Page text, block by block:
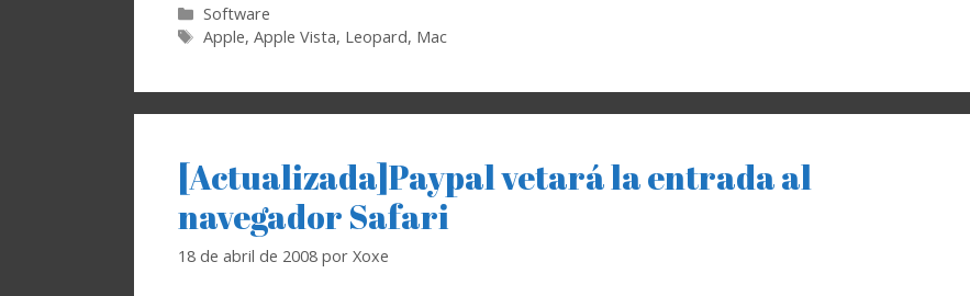
Categorías
Software
Etiquetas
Apple,Apple Vista, Leopard, Mac
[Actualizada]Paypal vetará la entrada al
navegador Safari
18 de abril de 2008 por Xoxe